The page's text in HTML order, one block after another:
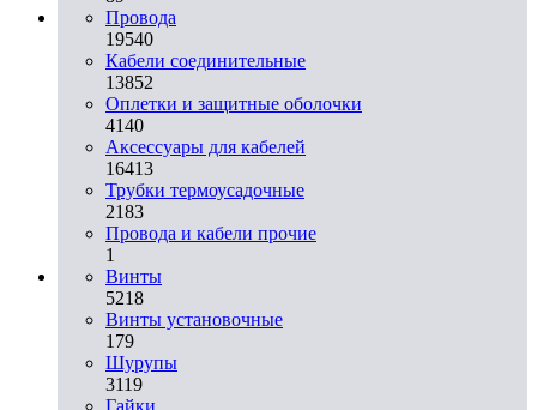
Провода
19540
Кабели соединительные
13852
Оплетки и защитные оболочки
4140
Аксессуары для кабелей
16413
Трубки термоусадочные
2183
Провода и кабели прочие
1
Винты
5218
Винты установочные
179
Шурупы
3119
Гайки